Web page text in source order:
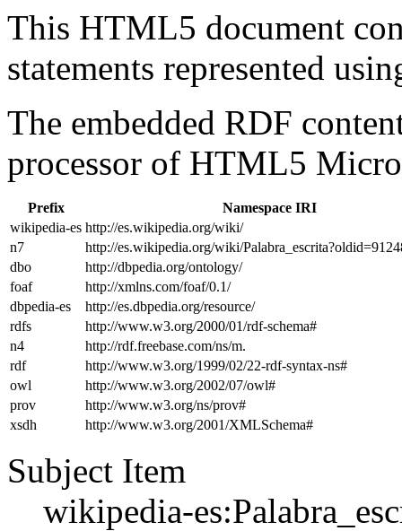
This HTML5 document
statements represented
The embedded RDF
processor of HTML5
Prefix
Namespace IRI
wikipedia-es http://es.wikipedia.org/wiki/
n7
http://es.wikipedia.org/wiki/
dbo
http://dbpedia.org/ontology/
foaf
http://xmlns.com/foaf/0.1/
dbpedia-es
http://es.dbpedia.org/resource/
rdfs
http://www.w3.org/2000/01/rdf-schema#
n4
http://rdf.freebase.com/ns/m.
rdf
http://www.w3.org/1999/02/22-rdf-syntax-ns#
owl
http://www.w3.org/2002/07/owl#
prov
http://www.w3.org/ns/prov#
xsdh
http://www.w3.org/2001/XMLSchema#
Subject Item
wikipedia-